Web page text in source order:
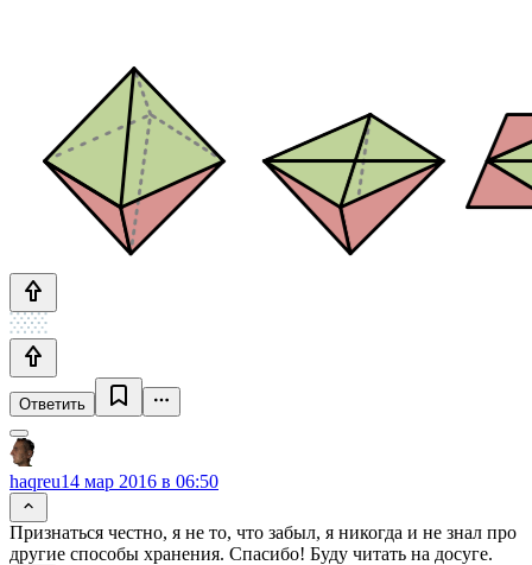
Ответить
haqreu14 мар 2016 в 06:50
Признаться честно, я не то, что забыл, я никогда и не знал про
другие способы хранения. Спасибо! Буду читать на досуге.